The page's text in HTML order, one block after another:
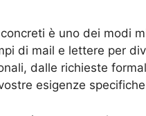
è uno dei modi
di mail e lettere per
dalle richieste
esigenze